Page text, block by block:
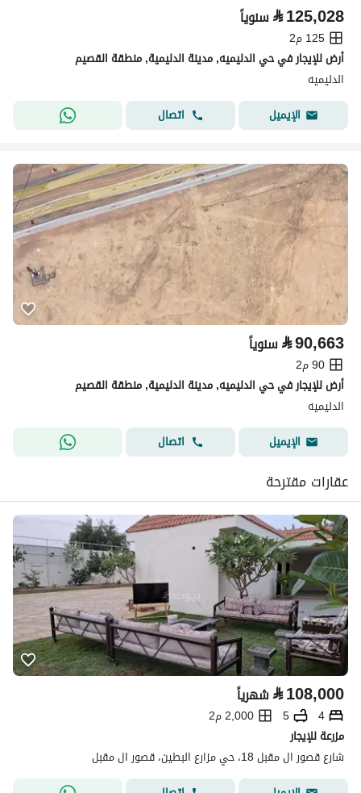
⃁125,028 سنوياً
125 م2
أرض للإيجار في حي الدليميه, مدينة الدليمية, منطقة القصيم
الدليميه
الإيميل
اتصال
⃁90,663 سنوياً
90 م2
أرض للإيجار في حي الدليميه, مدينة الدليمية, منطقة القصيم
الدليميه
الإيميل
اتصال
عقارات مقترحة
⃁108,000 شهرياً
4
5
2,000 م2
مزرعة للإيجار
شارع قصور ال مقبل 18، حي مزارع البطين، قصور ال مقبل